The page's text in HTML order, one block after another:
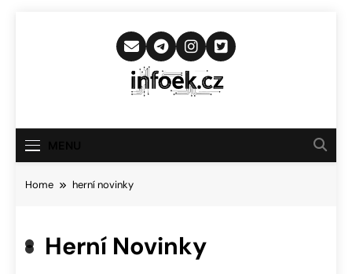
Infoek.cz
Novinkám
Home herní novinky
Herní Novinky